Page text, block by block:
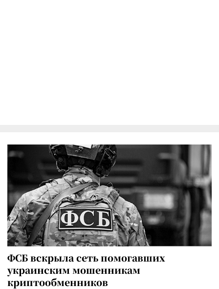
ФСБ вскрыла сеть помогавших
украинским мошенникам
криптообменников